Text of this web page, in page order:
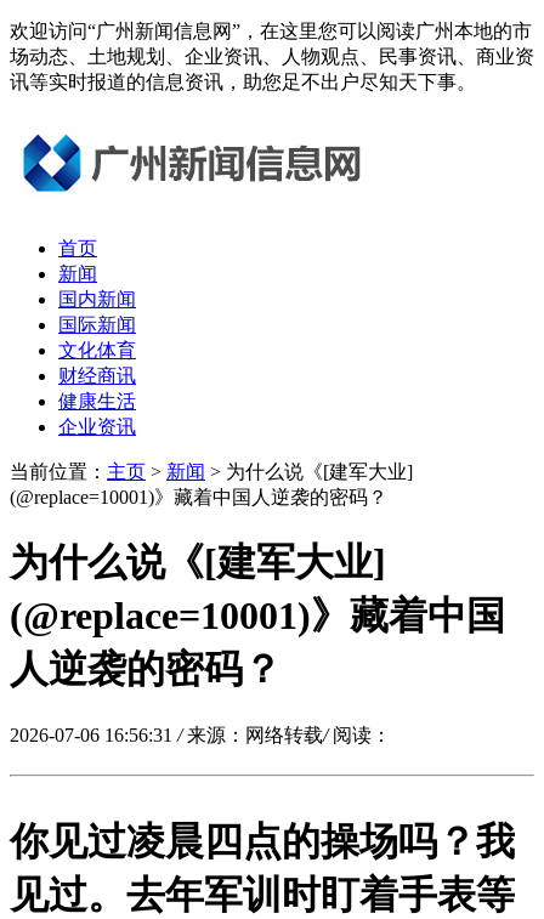
欢迎访问“广州新闻信息网”，在这里您可以阅读广州本地的市
场动态、土地规划、企业资讯、人物观点、民事资讯、商业资
讯等实时报道的信息资讯，助您足不出户尽知天下事。
首页
新闻
国内新闻
国际新闻
文化体育
财经商讯
健康生活
企业资讯
当前位置： 主页 > 新闻 > 为什么说《[建军大业]
(@replace=10001)》藏着中国人逆袭的密码？
为什么说《[建军大业]
(@replace=10001)》藏着中国
人逆袭的密码？
2026-07-06 16:56:31 / 来源：网络转载/ 阅读：
你见过凌晨四点的操场吗？我
见过。去年军训时盯着手表等